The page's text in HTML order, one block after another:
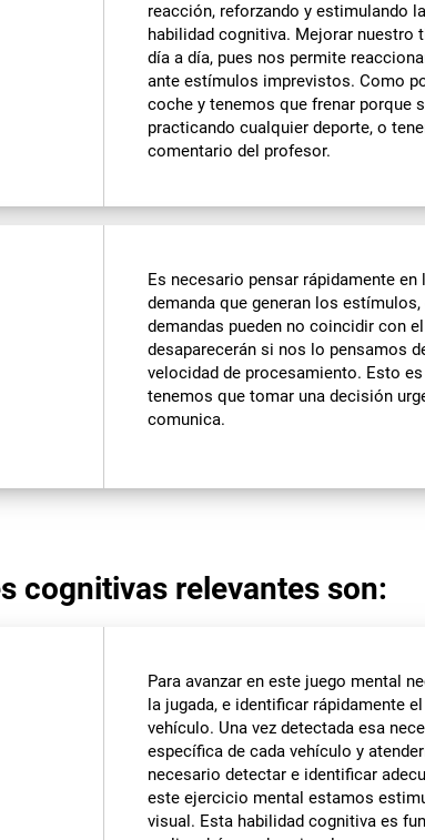
reacción, reforzando y estimulando
habilidad cognitiva. Mejorar nuestro
día a día, pues nos permite
ante estímulos imprevistos. Como
coche y tenemos que frenar porque
practicando cualquier deporte, o
comentario del profesor.
Es necesario pensar rápidamente
demanda que generan los
demandas pueden no coincidir con
desaparecerán si nos lo pensamos
velocidad de procesamiento. Esto
tenemos que tomar una decisión
comunica.
cognitivas relevantes son:
Para avanzar en este juego mental
la jugada, e identificar rápidamente
vehículo. Una vez detectada esa
específica de cada vehículo y
necesario detectar e identificar
este ejercicio mental estamos
visual. Esta habilidad cognitiva es